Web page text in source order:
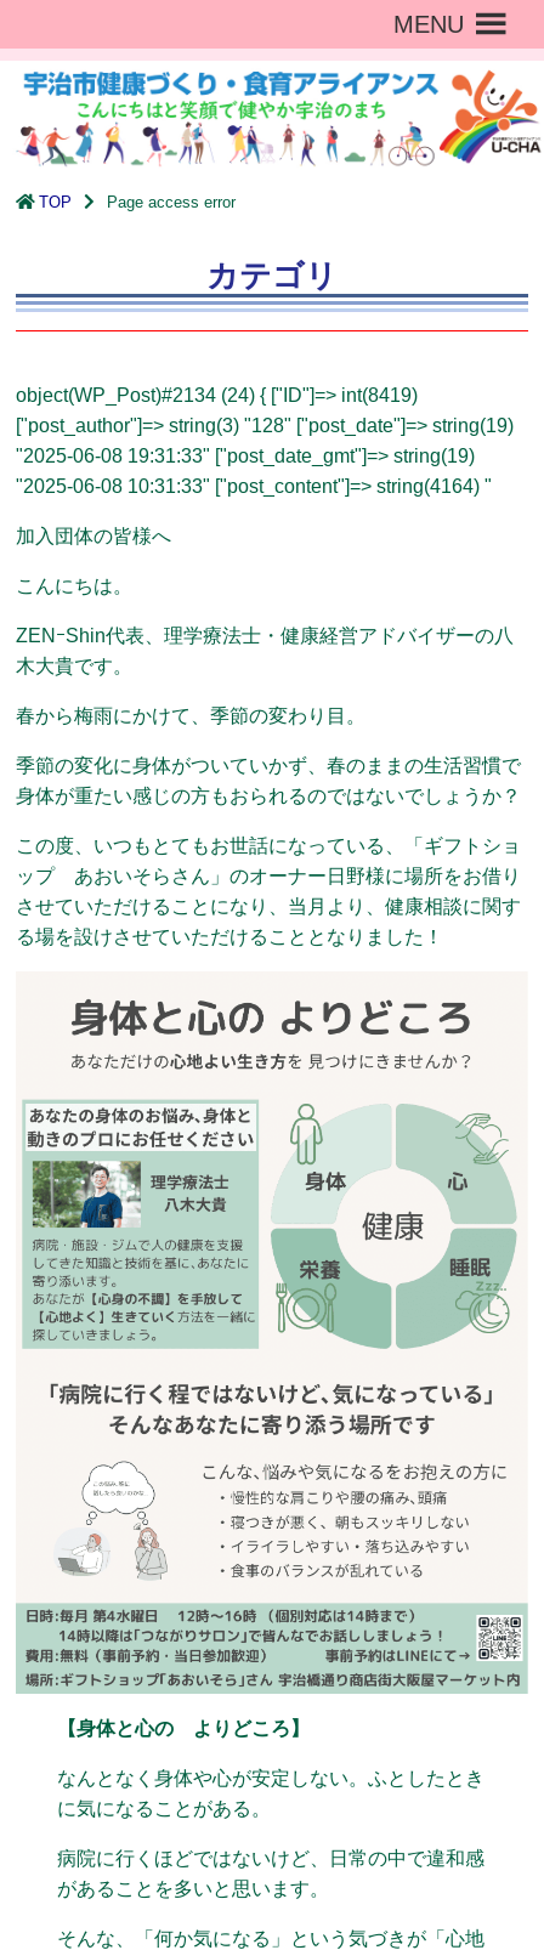
MENU
TOP Page access error
カテゴリ
object(WP_Post)#2134 (24) { ["ID"]=> int(8419)
["post_author"]=> string(3) "128" ["post_date"]=> string(19)
"2025-06-08 19:31:33" ["post_date_gmt"]=> string(19)
"2025-06-08 10:31:33" ["post_content"]=> string(4164) "
加入団体の皆様へ
こんにちは。
ZENｰShin代表、理学療法士・健康経営アドバイザーの八
木大貴です。
春から梅雨にかけて、季節の変わり目。
季節の変化に身体がついていかず、春のままの生活習慣で
身体が重たい感じの方もおられるのではないでしょうか？
この度、いつもとてもお世話になっている、「ギフトショ
ップ あおいそらさん」のオーナー日野様に場所をお借り
させていただけることになり、当月より、健康相談に関す
る場を設けさせていただけることとなりました！
【身体と心の よりどころ】
なんとなく身体や心が安定しない。ふとしたとき
に気になることがある。
病院に行くほどではないけど、日常の中で違和感
があることを多いと思います。
そんな、「何か気になる」という気づきが「心地